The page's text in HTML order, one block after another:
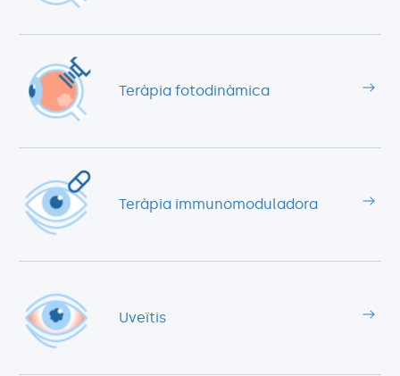
Teràpia fotodinàmica
Teràpia immunomoduladora
Uveïtis